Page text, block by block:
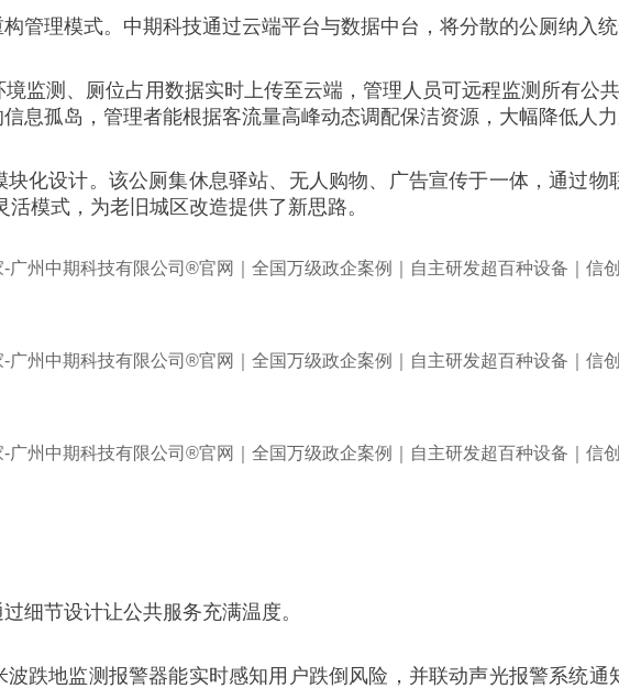
管理模式。中期科技通过云端平台与数据中台，将分散的公厕纳入统
监测、厕位占用数据实时上传至云端，管理人员可远程监测所有公
息孤岛，管理者能根据客流量高峰动态调配保洁资源，大幅降低人力
化设计。该公厕集休息驿站、无人购物、广告宣传于一体，通过
活模式，为老旧城区改造提供了新思路。
细节设计让公共服务充满温度。
跌地监测报警器能实时感知用户跌倒风险，并联动声光报警系统